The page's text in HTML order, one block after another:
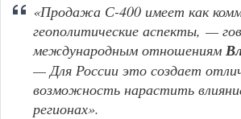
«Продажа С-400 имеет как
геополитические аспекты, —
международным отношениям
— Для России это создает
возможность нарастить
регионах».